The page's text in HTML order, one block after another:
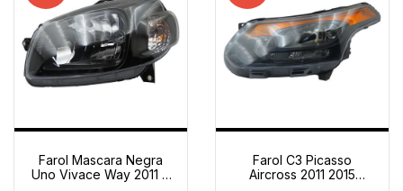
Farol Mascara Negra
Uno Vivace Way 2011 A
Farol C3 Picasso
Aircross 2011 2015